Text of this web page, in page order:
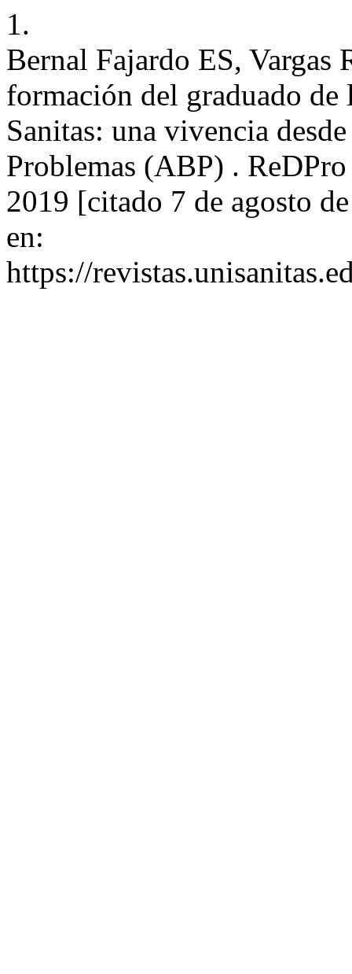
1.
Bernal Fajardo ES, Vargas
formación del graduado
Sanitas: una vivencia
Problemas (ABP) .
2019 [citado 7 de agosto
en:
https://